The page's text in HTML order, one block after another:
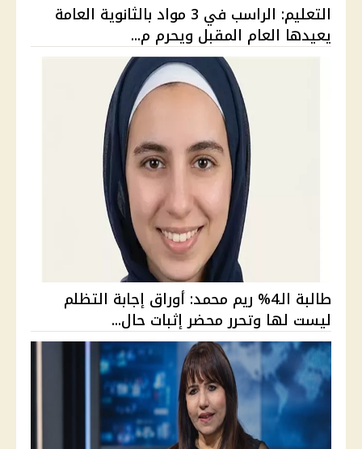
التعليم: الراسب في 3 مواد بالثانوية العامة
يعيدها العام المقبل ويحرم م...
طالبة الـ4% ريم محمد: أوراق إجابة التظلم
ليست لها وتحرر محضر إثبات حال...